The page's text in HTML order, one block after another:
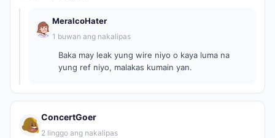
MeralcoHater
1 buwan ang nakalipas
Baka may leak yung wire niyo o kaya luma na
yung ref niyo, malakas kumain yan.
ConcertGoer
2 linggo ang nakalipas